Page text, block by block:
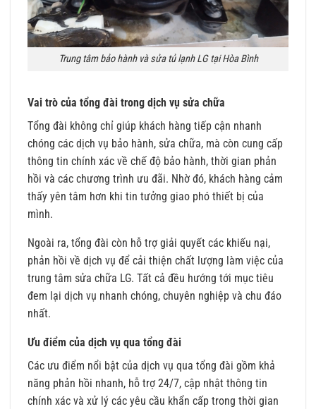
Trung tâm bảo hành và sửa tủ lạnh LG tại Hòa Bình
Vai trò của tổng đài trong dịch vụ sửa chữa
Tổng đài không chỉ giúp khách hàng tiếp cận nhanh
chóng các dịch vụ bảo hành, sửa chữa, mà còn cung cấp
thông tin chính xác về chế độ bảo hành, thời gian phản
hồi và các chương trình ưu đãi. Nhờ đó, khách hàng cảm
thấy yên tâm hơn khi tin tưởng giao phó thiết bị của
mình.
Ngoài ra, tổng đài còn hỗ trợ giải quyết các khiếu nại,
phản hồi về dịch vụ để cải thiện chất lượng làm việc của
trung tâm sửa chữa LG. Tất cả đều hướng tới mục tiêu
đem lại dịch vụ nhanh chóng, chuyên nghiệp và chu đáo
nhất.
Ưu điểm của dịch vụ qua tổng đài
Các ưu điểm nổi bật của dịch vụ qua tổng đài gồm khả
năng phản hồi nhanh, hỗ trợ 24/7, cập nhật thông tin
chính xác và xử lý các yêu cầu khẩn cấp trong thời gian